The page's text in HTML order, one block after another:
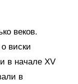
веков.
виски
в начале XV
в